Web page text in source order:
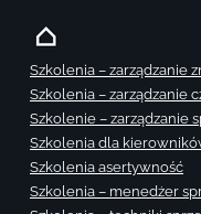
Szkolenia – zarządzanie
Szkolenia – zarządzanie
Szkolenie – zarządzanie
Szkolenia dla
Szkolenia asertywność
Szkolenia – menedżer